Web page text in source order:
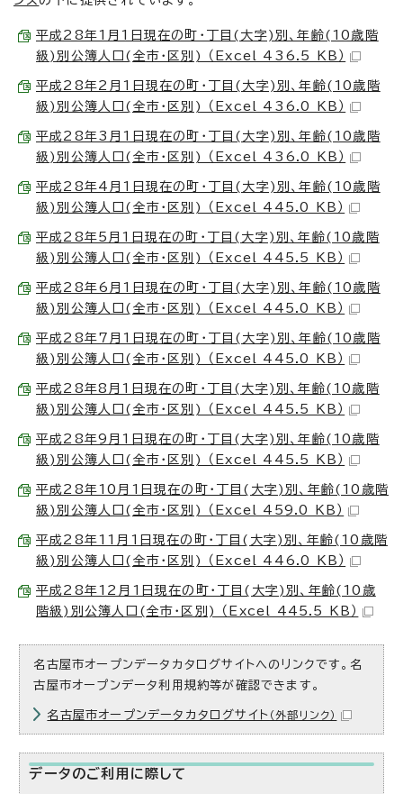
平成28年1月1日現在の町・丁目(大字)別、年齢(10歳階
級)別公簿人口(全市・区別) （Excel 436.5 KB）
平成28年2月1日現在の町・丁目(大字)別、年齢(10歳階
級)別公簿人口(全市・区別) （Excel 436.0 KB）
平成28年3月1日現在の町・丁目(大字)別、年齢(10歳階
級)別公簿人口(全市・区別) （Excel 436.0 KB）
平成28年4月1日現在の町・丁目(大字)別、年齢(10歳階
級)別公簿人口(全市・区別) （Excel 445.0 KB）
平成28年5月1日現在の町・丁目(大字)別、年齢(10歳階
級)別公簿人口(全市・区別) （Excel 445.5 KB）
平成28年6月1日現在の町・丁目(大字)別、年齢(10歳階
級)別公簿人口(全市・区別) （Excel 445.0 KB）
平成28年7月1日現在の町・丁目(大字)別、年齢(10歳階
級)別公簿人口(全市・区別) （Excel 445.0 KB）
平成28年8月1日現在の町・丁目(大字)別、年齢(10歳階
級)別公簿人口(全市・区別) （Excel 445.5 KB）
平成28年9月1日現在の町・丁目(大字)別、年齢(10歳階
級)別公簿人口(全市・区別) （Excel 445.5 KB）
平成28年10月1日現在の町・丁目(大字)別、年齢(10歳階
級)別公簿人口(全市・区別) （Excel 459.0 KB）
平成28年11月1日現在の町・丁目(大字)別、年齢(10歳階
級)別公簿人口(全市・区別) （Excel 446.0 KB）
平成28年12月1日現在の町・丁目(大字)別、年齢(10歳
階級)別公簿人口(全市・区別) （Excel 445.5 KB）
名古屋市オープンデータカタログサイトへのリンクです。名
古屋市オープンデータ利用規約等が確認できます。
名古屋市オープンデータカタログサイト （外部リンク）
データのご利用に際して